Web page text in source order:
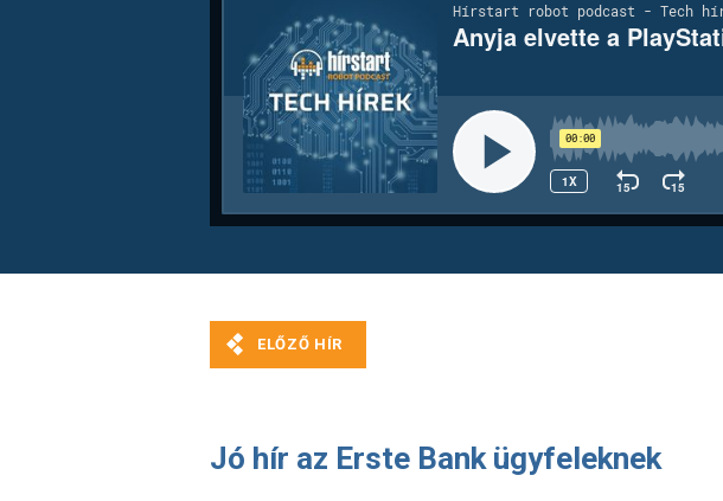
Jó hír az Erste Bank ügyfeleknek